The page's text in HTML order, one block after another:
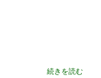
続きを読む